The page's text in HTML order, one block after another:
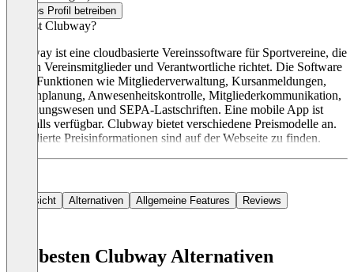
Dieses Profil betreiben
Was ist Clubway?
Clubway ist eine cloudbasierte Vereinssoftware für Sportvereine, die
sich an Vereinsmitglieder und Verantwortliche richtet. Die Software
bietet Funktionen wie Mitgliederverwaltung, Kursanmeldungen,
Terminplanung, Anwesenheitskontrolle, Mitgliederkommunikation,
Rechnungswesen und SEPA-Lastschriften. Eine mobile App ist
ebenfalls verfügbar. Clubway bietet verschiedene Preismodelle an.
Detaillierte Preisinformationen sind auf der Webseite zu finden.
Übersicht Alternativen Allgemeine Features Reviews
Die besten Clubway Alternativen